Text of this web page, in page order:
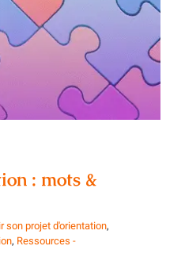
: mots & maux
: mots &
son projet d'orientation,
, Ressources -